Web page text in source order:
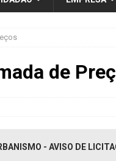
de
- AVISO DE